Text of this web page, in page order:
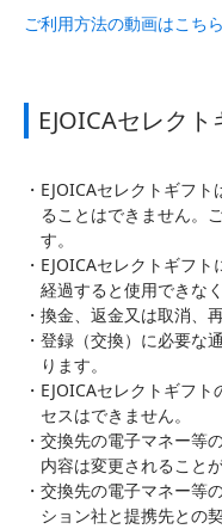
ご利用方法の動画はこちら
EJOICAセレク
EJOICAセレクトギフ
ることはできません。
す。
EJOICAセレクトギフ
経過すると使用できな
換金、返金又は取消、
登録（交換）に必要な
ります。
EJOICAセレクトギフ
セスはできません。
交換先の電子マネー等
内容は変更されること
交換先の電子マネー等
ション社と提携先との